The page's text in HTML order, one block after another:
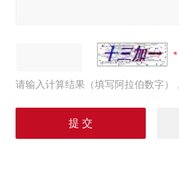
请输入计算结果（填写阿拉伯数字）